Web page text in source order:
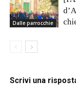
Dalle parrocchie
Scrivi una